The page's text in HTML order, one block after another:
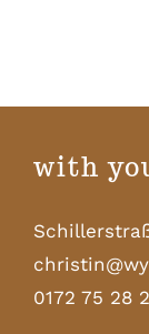
with
0172 75 28